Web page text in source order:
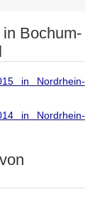
Bochum-
in Nordrhein-
in Nordrhein-